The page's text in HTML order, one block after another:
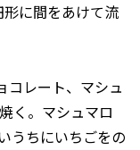
に間をあけて流
コレート、マシュ
く。マシュマロ
うちにいちごをの